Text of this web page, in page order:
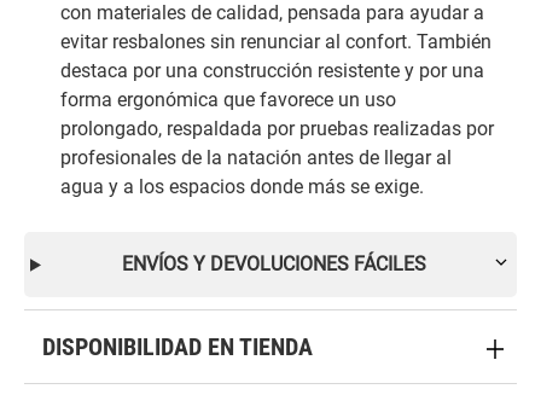
con materiales de calidad, pensada para ayudar a
evitar resbalones sin renunciar al confort. También
destaca por una construcción resistente y por una
forma ergonómica que favorece un uso
prolongado, respaldada por pruebas realizadas por
profesionales de la natación antes de llegar al
agua y a los espacios donde más se exige.
ENVÍOS Y DEVOLUCIONES FÁCILES
DISPONIBILIDAD EN TIENDA